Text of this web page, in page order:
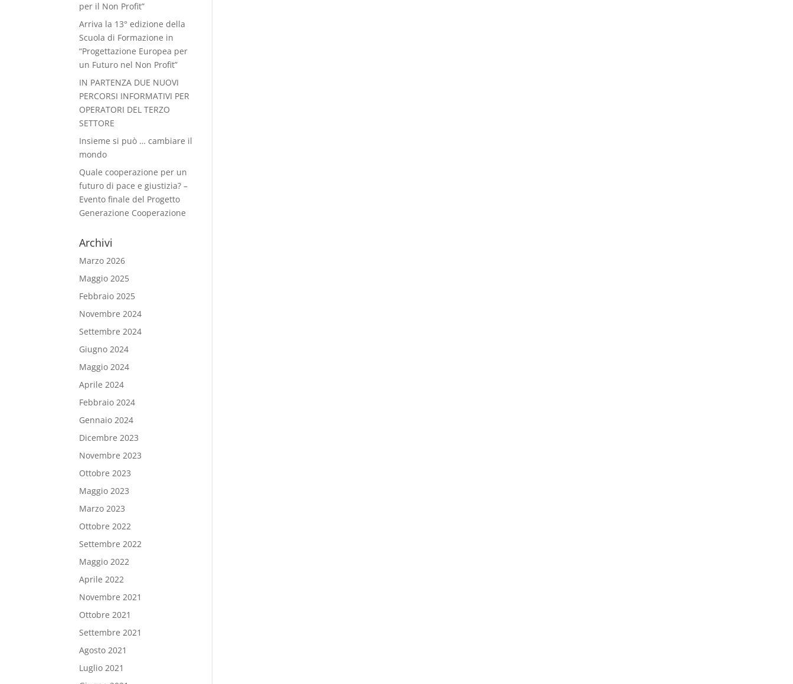
per il Non Profit”
Arriva la 13° edizione della
Scuola di Formazione in
“Progettazione Europea per
un Futuro nel Non Profit”
IN PARTENZA DUE NUOVI
PERCORSI INFORMATIVI PER
OPERATORI DEL TERZO
SETTORE
Insieme si può … cambiare il
mondo
Quale cooperazione per un
futuro di pace e giustizia? –
Evento finale del Progetto
Generazione Cooperazione
Archivi
Marzo 2026
Maggio 2025
Febbraio 2025
Novembre 2024
Settembre 2024
Giugno 2024
Maggio 2024
Aprile 2024
Febbraio 2024
Gennaio 2024
Dicembre 2023
Novembre 2023
Ottobre 2023
Maggio 2023
Marzo 2023
Ottobre 2022
Settembre 2022
Maggio 2022
Aprile 2022
Novembre 2021
Ottobre 2021
Settembre 2021
Agosto 2021
Luglio 2021